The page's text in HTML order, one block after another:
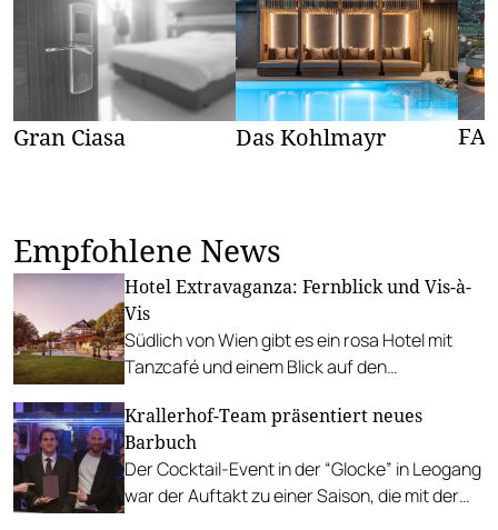
Gran Ciasa Das Kohlmayr
Empfohlene News
Hotel Extravaganza: Fernblick und Vis-à-
Vis
Südlich von Wien gibt es ein rosa Hotel mit
Tanzcafé und einem Blick auf den
Betrieb erweitert wurde.
Krallerhof-Team präsentiert neues
Barbuch
Der Cocktail-Event in der “Glocke” in Leogang
war der Auftakt zu einer Saison, die mit der